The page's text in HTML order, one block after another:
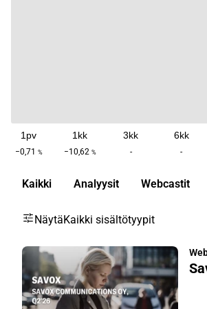
1pv
−0,71 %
1kk
−10,62 %
3kk
-
6kk
-
Kaikki Analyysit Webcastit
NäytäKaikki sisältötyypit